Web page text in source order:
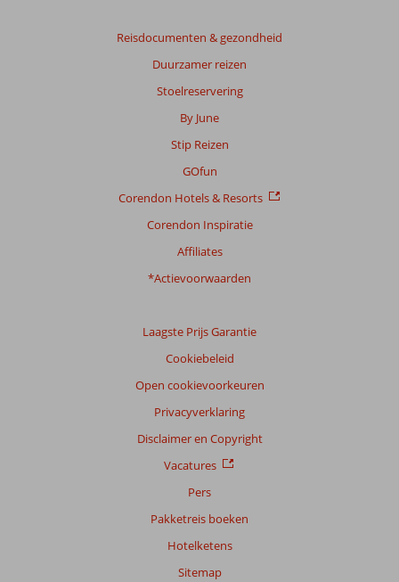
Reisdocumenten & gezondheid
Duurzamer reizen
Stoelreservering
By June
Stip Reizen
GOfun
Corendon Hotels & Resorts
Corendon Inspiratie
Affiliates
*Actievoorwaarden
Laagste Prijs Garantie
Cookiebeleid
Open cookievoorkeuren
Privacyverklaring
Disclaimer en Copyright
Vacatures
Pers
Pakketreis boeken
Hotelketens
Sitemap